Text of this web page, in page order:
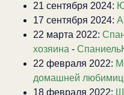
21 сентября 2024:
17 сентября 2024:
22 марта 2022:
хозяина -
22 февраля 2022:
домашней
18 февраля 2022: